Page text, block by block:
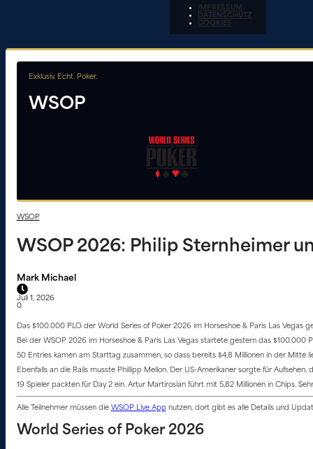
IMPRESSUM
DATENSCHUTZ
COOKIES
Exklusiv. Echt. Poker.
WSOP
WSOP
WSOP 2026: Philip Sternheimer
Mark Michael
Juli 1, 2026
0
Das $100.000 PLO der World Series of Poker 2026 im Horseshoe & Paris Las Vegas
Bei der WSOP 2026 im Horseshoe & Paris Las Vegas startete gestern das
50 Entries kamen am Starttag zusammen, so dass bereits $4,8 Millionen in der Mitte
Ebenfalls an die Rails musste Phillipp Mellon. Der US-Amerikaner sorgte für
19 Spieler packten für Day 2 ein. Artur Martirosian führt mit 5,82 Millionen in Chips.
Alle Teilnehmer müssen die WSOP Live Appnutzen, dort gibt es alle Details und
World Series of Poker 2026